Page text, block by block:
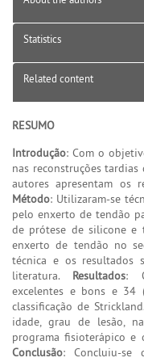
Statistics
Related content
RESUMO
Introdução: Com o
nas reconstruções
autores apresentam os
Método: Utilizaram-se
pelo enxerto de tendão
de prótese de silicone e
enxerto de tendão no
técnica e os resultados
literatura. Resultados:
excelentes e bons e 34
classificação de
idade, grau de lesão,
programa fisioterápico e
Conclusão: Concluiu-se